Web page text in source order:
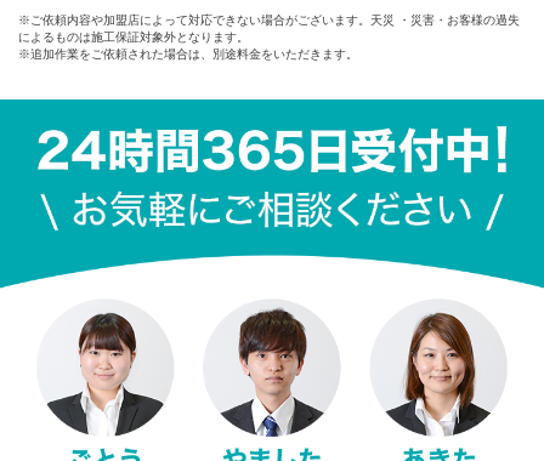
※ご依頼内容や加盟店によって対応できない場合がございます。天災 ・災害・お客様の過失
によるものは施工保証対象外となります。
※追加作業をご依頼された場合は、別途料金をいただきます。